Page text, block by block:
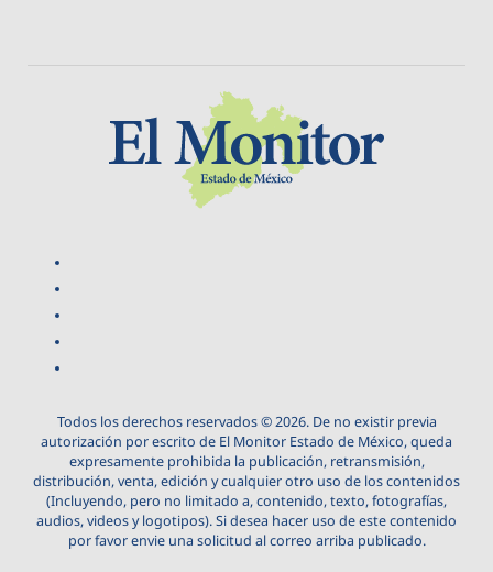
Todos los derechos reservados © 2026. De no existir previa
autorización por escrito de El Monitor Estado de México, queda
expresamente prohibida la publicación, retransmisión,
distribución, venta, edición y cualquier otro uso de los contenidos
(Incluyendo, pero no limitado a, contenido, texto, fotografías,
audios, videos y logotipos). Si desea hacer uso de este contenido
por favor envie una solicitud al correo arriba publicado.